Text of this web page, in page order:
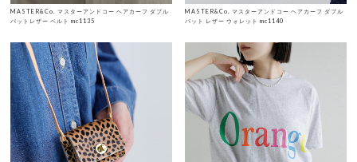
MASTER&Co. マスターアンドコー ヘアカーフ ダブル
バットレザー ベルト mc1135
MASTER&Co. マスターアンドコー ヘアカーフ ダブル
バット レザー ウォレット mc1140